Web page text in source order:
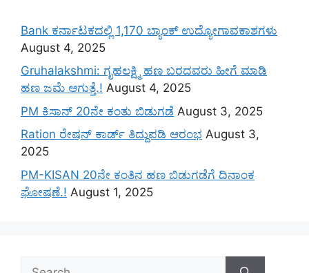
Bank ಕರ್ನಾಟಕದಲ್ಲಿ 1,170 ಬ್ಯಾಂಕ್ ಉದ್ಯೋಗಾವಕಾಶಗಳು
August 4, 2025
Gruhalakshmi: ಗೃಹಲಕ್ಷ್ಮಿ ಹಣ ಬರದವರು ಹೀಗೆ ಮಾಡಿ
ಹಣ ಜಮೆ‌ ಆಗುತ್ತೆ.! August 4, 2025
PM ಕಿಸಾನ್ 20ನೇ ಕಂತು ಬಿಡುಗಡೆ August 3, 2025
Ration ರೇಷನ್ ಕಾರ್ಡ್ ತಿದ್ದುಪಡಿ ಆರಂಭ August 3,
2025
PM-KISAN 20ನೇ ಕಂತಿನ ಹಣ ಬಿಡುಗಡೆಗೆ ದಿನಾಂಕ
ಘೋಷಣೆ.! August 1, 2025